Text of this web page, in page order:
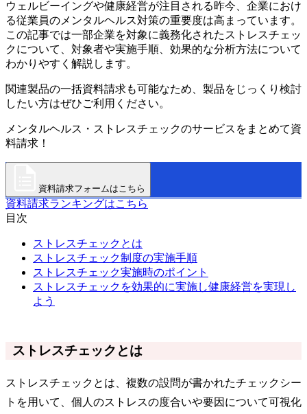
ウェルビーイングや健康経営が注目される昨今、企業におけ
る従業員のメンタルヘルス対策の重要度は高まっています。
この記事では一部企業を対象に義務化されたストレスチェッ
クについて、対象者や実施手順、効果的な分析方法について
わかりやすく解説します。
関連製品の一括資料請求も可能なため、製品をじっくり検討
したい方はぜひご利用ください。
メンタルヘルス・ストレスチェックのサービスをまとめて資
料請求！
資料請求フォームはこちら
資料請求ランキングはこちら
目次
ストレスチェックとは
ストレスチェック制度の実施手順
ストレスチェック実施時のポイント
ストレスチェックを効果的に実施し健康経営を実現し
よう
ストレスチェックとは
ストレスチェックとは、複数の設問が書かれたチェックシー
トを用いて、個人のストレスの度合いや要因について可視化